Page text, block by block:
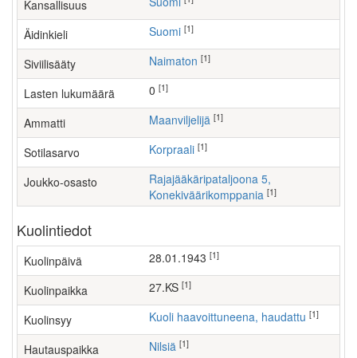
Kansallisuus
Äidinkieli Suomi [1]
Siviilisääty Naimaton [1]
Lasten lukumäärä [1]
Ammatti maanviljelijä [1]
Sotilasarvo Korpraali [1]
Joukko-osasto
Rajajääkäripataljoona 5,
Konekiväärikomppania [1]
Kuolintiedot
Kuolinpäivä 28.01.1943 [1]
Kuolinpaikka 27.KS [1]
Kuolinsyy Kuoli haavoittuneena, haudattu [1]
Hautauspaikka Nilsiä [1]